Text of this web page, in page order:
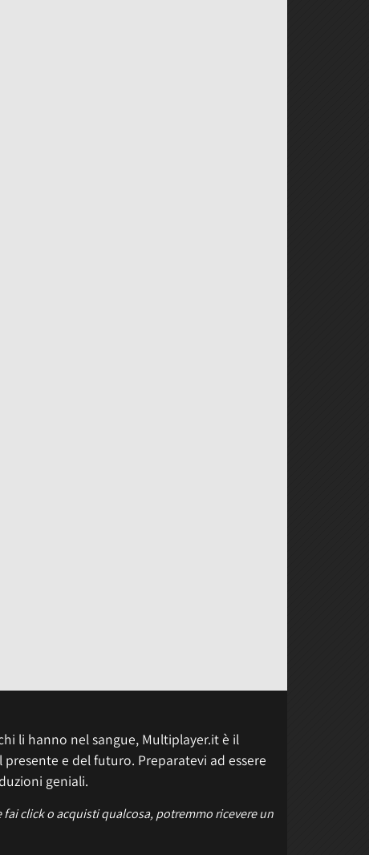
li hanno nel sangue, Multiplayer.it è il
e del futuro. Preparatevi ad essere
geniali.
click o acquisti qualcosa, potremmo ricevere un